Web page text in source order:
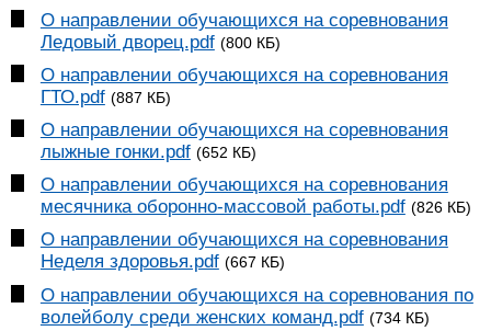
О направлении обучающихся на соревнования
Ледовый дворец.pdf (800 КБ)
О направлении обучающихся на соревнования
ГТО.pdf (887 КБ)
О направлении обучающихся на соревнования
лыжные гонки.pdf (652 КБ)
О направлении обучающихся на соревнования
месячника оборонно-массовой работы.pdf (826 КБ)
О направлении обучающихся на соревнования
Неделя здоровья.pdf (667 КБ)
О направлении обучающихся на соревнования по
волейболу среди женских команд.pdf (734 КБ)